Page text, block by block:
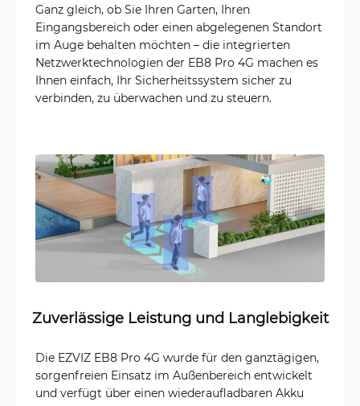
Ganz gleich, ob Sie Ihren Garten, Ihren
Eingangsbereich oder einen abgelegenen Standort
im Auge behalten möchten – die integrierten
Netzwerktechnologien der EB8 Pro 4G machen es
Ihnen einfach, Ihr Sicherheitssystem sicher zu
verbinden, zu überwachen und zu steuern.
Zuverlässige Leistung und Langlebigkeit
Die EZVIZ EB8 Pro 4G wurde für den ganztägigen,
sorgenfreien Einsatz im Außenbereich entwickelt
und verfügt über einen wiederaufladbaren Akku